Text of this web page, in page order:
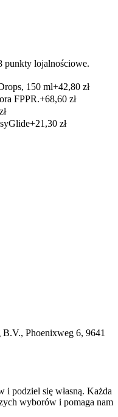
punkty lojalnościowe.
150 ml+42,80 zł
FPPR.+68,60 zł
+21,30 zł
B.V., Phoenixweg 6, 9641
podziel się własną. Każda
wyborów i pomaga nam